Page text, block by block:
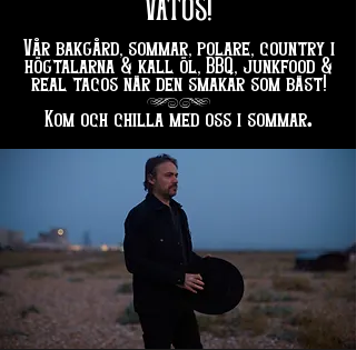
VATOS!
Vår bakgård, sommar, polare, country i
högtalarna & kall öl, BBQ, junkfood &
real tacos när den smakar som bäst!
hg
Kom och chilla med oss i sommar.